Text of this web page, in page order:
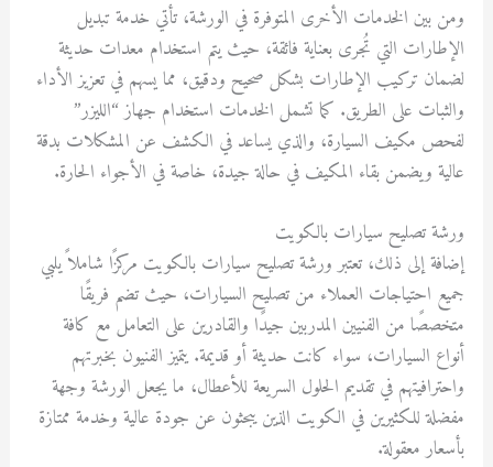
ومن بين الخدمات الأخرى المتوفرة في الورشة، تأتي خدمة تبديل
الإطارات التي تُجرى بعناية فائقة، حيث يتم استخدام معدات حديثة
لضمان تركيب الإطارات بشكل صحيح ودقيق، مما يسهم في تعزيز الأداء
والثبات على الطريق. كما تشمل الخدمات استخدام جهاز “الليزر”
لفحص مكيف السيارة، والذي يساعد في الكشف عن المشكلات بدقة
عالية ويضمن بقاء المكيف في حالة جيدة، خاصة في الأجواء الحارة.
ورشة تصليح سيارات بالكويت
إضافة إلى ذلك، تعتبر ورشة تصليح سيارات بالكويت مركزًا شاملاً يلبي
جميع احتياجات العملاء من تصليح السيارات، حيث تضم فريقًا
متخصصًا من الفنيين المدربين جيدًا والقادرين على التعامل مع كافة
أنواع السيارات، سواء كانت حديثة أو قديمة. يتميز الفنيون بخبرتهم
واحترافيتهم في تقديم الحلول السريعة للأعطال، ما يجعل الورشة وجهة
مفضلة للكثيرين في الكويت الذين يبحثون عن جودة عالية وخدمة ممتازة
بأسعار معقولة.